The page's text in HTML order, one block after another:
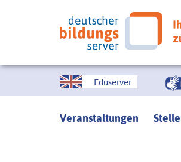
Eduserver
Veranstaltungen